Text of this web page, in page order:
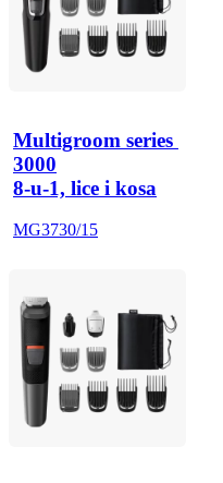
Multigroom series
3000
8-u-1, lice i kosa
MG3730/15